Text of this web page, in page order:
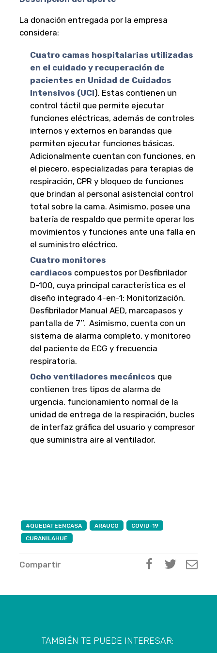
La donación entregada por la empresa
considera:
Cuatro camas hospitalarias utilizadas
en el cuidado y recuperación de
pacientes en Unidad de Cuidados
Intensivos (UCI). Estas contienen un
control táctil que permite ejecutar
funciones eléctricas, además de controles
internos y externos en barandas que
permiten ejecutar funciones básicas.
Adicionalmente cuentan con funciones, en
el piecero, especializadas para terapias de
respiración, CPR y bloqueo de funciones
que brindan al personal asistencial control
total sobre la cama. Asimismo, posee una
batería de respaldo que permite operar los
movimientos y funciones ante una falla en
el suministro eléctrico.
Cuatro monitores
cardiacos compuestos por Desfibrilador
D-100, cuya principal característica es el
diseño integrado 4-en-1: Monitorización,
Desfibrilador Manual AED, marcapasos y
pantalla de 7’’. Asimismo, cuenta con un
sistema de alarma completo, y monitoreo
del paciente de ECG y frecuencia
respiratoria.
Ocho ventiladores mecánicos que
contienen tres tipos de alarma de
urgencia, funcionamiento normal de la
unidad de entrega de la respiración, bucles
de interfaz gráfica del usuario y compresor
que suministra aire al ventilador.
#QUEDATEENCASA ARAUCO
COVID-19
CURANILAHUE
Compartir
TAMBIÉN TE PUEDE INTERESAR: